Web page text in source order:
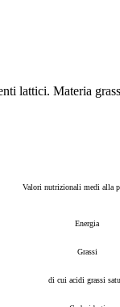
lattici. Materia
Valori nutrizionali medi alla
Energia
Grassi
di cui acidi grassi